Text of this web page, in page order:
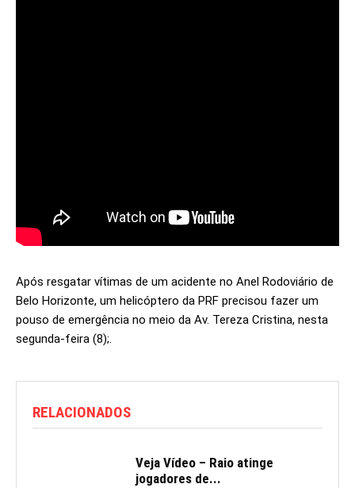
Após resgatar vítimas de um acidente no Anel Rodoviário de
Belo Horizonte, um helicóptero da PRF precisou fazer um
pouso de emergência no meio da Av. Tereza Cristina, nesta
segunda-feira (8);.
RELACIONADOS
Veja Vídeo – Raio atinge
jogadores de...